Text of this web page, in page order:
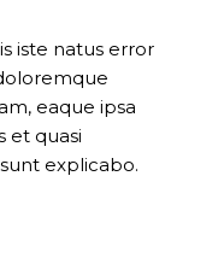
iste natus error
eaque ipsa
et quasi
explicabo.